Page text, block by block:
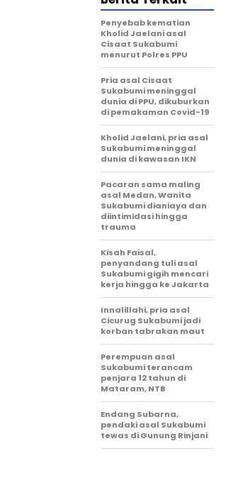
Penyebab kematian
Kholid Jaelani asal
Cisaat Sukabumi
menurut Polres PPU
Pria asal Cisaat
Sukabumi meninggal
dunia di PPU, dikuburkan
di pemakaman Covid-19
Kholid Jaelani, pria asal
Sukabumi meninggal
dunia di kawasan IKN
Pacaran sama maling
asal Medan, Wanita
Sukabumi dianiaya dan
diintimidasi hingga
trauma
Kisah Faisal,
penyandang tuli asal
Sukabumi gigih mencari
kerja hingga ke Jakarta
Innalillahi, pria asal
Cicurug Sukabumi jadi
korban tabrakan maut
Perempuan asal
Sukabumi terancam
penjara 12 tahun di
Mataram, NTB
Endang Subarna,
pendaki asal Sukabumi
tewas di Gunung Rinjani